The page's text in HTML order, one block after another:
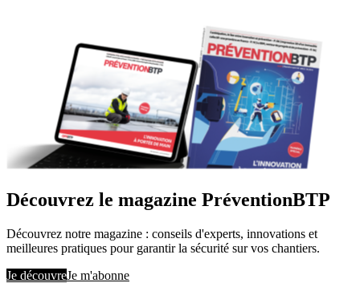
Découvrez le magazine PréventionBTP
Découvrez notre magazine : conseils d'experts, innovations et
meilleures pratiques pour garantir la sécurité sur vos chantiers.
Je découvreJe m'abonne